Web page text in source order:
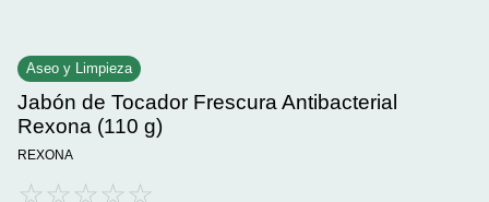
Aseo y Limpieza
Jabón de Tocador Frescura Antibacterial
Rexona (110 g)
REXONA